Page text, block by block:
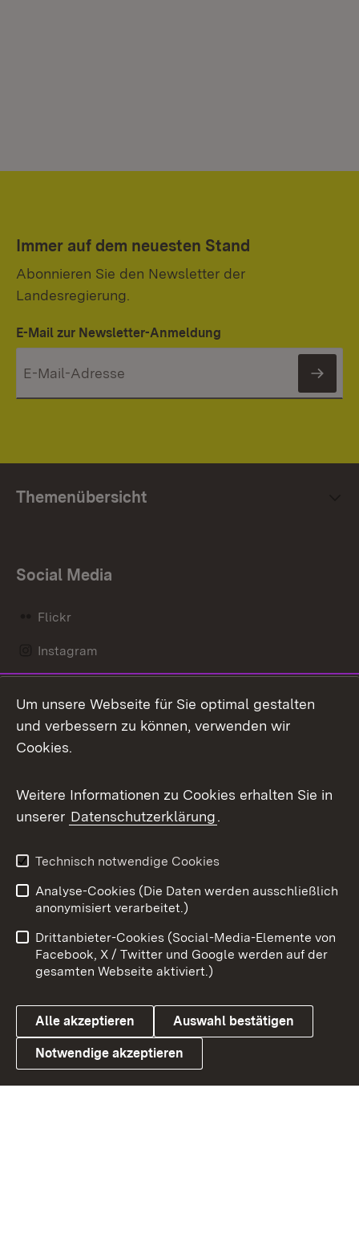
Immer auf dem neuesten Stand
Abonnieren Sie den Newsletter der
Landesregierung.
E-Mail zur Newsletter-Anmeldung
Themenübersicht
Social Media
Flickr
Instagram
Mastodon
Messenger
Social Wall
X / Twitter
Youtube
Link zum Landesportal
Benutzungshinweise
Barrierefreiheit
Datenschutz
Cookies
Um unsere Webseite für Sie optimal gestalten
und verbessern zu können, verwenden wir
Cookies.
Weitere Informationen zu Cookies erhalten Sie in
unserer Datenschutzerklärung.
Technisch notwendige Cookies
Analyse-Cookies (Die Daten werden ausschließlich
anonymisiert verarbeitet.)
Drittanbieter-Cookies (Social-Media-Elemente von
Facebook, X / Twitter und Google werden auf der
gesamten Webseite aktiviert.)
Alle akzeptieren Auswahl bestätigen
Notwendige akzeptieren